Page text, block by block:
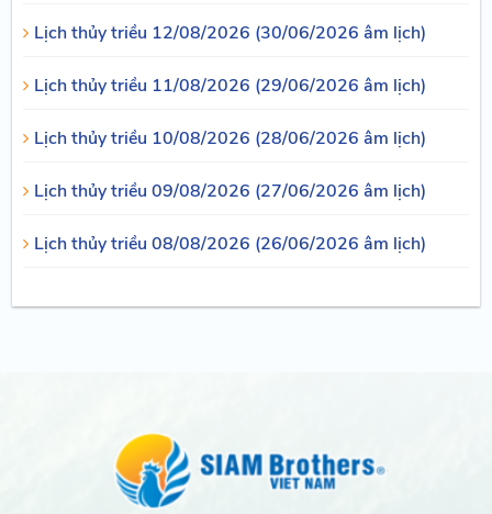
Lịch thủy triều 12/08/2026 (30/06/2026 âm lịch)
Lịch thủy triều 11/08/2026 (29/06/2026 âm lịch)
Lịch thủy triều 10/08/2026 (28/06/2026 âm lịch)
Lịch thủy triều 09/08/2026 (27/06/2026 âm lịch)
Lịch thủy triều 08/08/2026 (26/06/2026 âm lịch)